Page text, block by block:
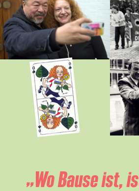
„Wo Bause ist,